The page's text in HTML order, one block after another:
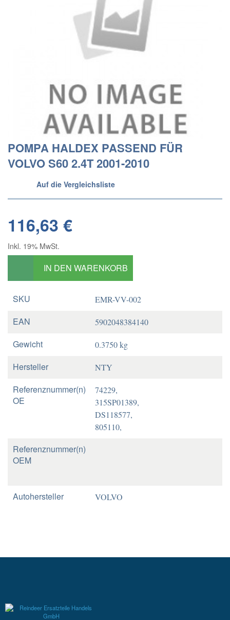
POMPA HALDEX PASSEND FÜR
VOLVO S60 2.4T 2001-2010
Auf die Vergleichsliste
116,63 €
Inkl. 19% MwSt.
IN DEN WARENKORB
SKU EMR-VV-002
EAN 5902048384140
Gewicht 0.3750 kg
Hersteller NTY
Referenznummer(n)
OE
74229,
315SP01389,
DS118577,
805110,
Referenznummer(n)
OEM
Autohersteller VOLVO